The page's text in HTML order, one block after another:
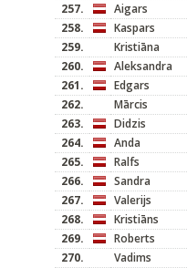
257.
Aigars
258.
Kaspars
259.
Kristiāna
260.
Aleksandra
261.
Edgars
262.
Mārcis
263.
Didzis
264.
Anda
265.
Ralfs
266.
Sandra
267.
Valerijs
268.
Kristiāns
269.
Roberts
270.
Vadims